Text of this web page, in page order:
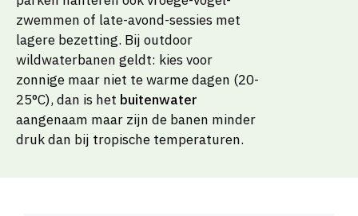
zwemmen of late-avond-sessies met
lagere bezetting. Bij outdoor
wildwaterbanen geldt: kies voor
zonnige maar niet te warme dagen (20-
25°C), dan is het buitenwater
aangenaam maar zijn de banen minder
druk dan bij tropische temperaturen.